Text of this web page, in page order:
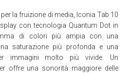
la fruizione di media, Iconia Tab 10
con tecnologia Quantum Dot in
di colori più ampia con una
saturazione più profonda e una
immagini molto più vivide. Un
offre una sonorità maggiore delle